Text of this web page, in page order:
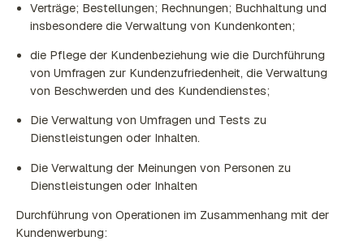
Verträge; Bestellungen; Rechnungen; Buchhaltung und
insbesondere die Verwaltung von Kundenkonten;
die Pflege der Kundenbeziehung wie die Durchführung
von Umfragen zur Kundenzufriedenheit, die Verwaltung
von Beschwerden und des Kundendienstes;
Die Verwaltung von Umfragen und Tests zu
Dienstleistungen oder Inhalten.
Die Verwaltung der Meinungen von Personen zu
Dienstleistungen oder Inhalten
Durchführung von Operationen im Zusammenhang mit der
Kundenwerbung: